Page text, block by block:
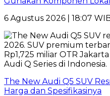
6 Agustus 2026 | 18:07
The New Audi Q5 SUV
Harga dan Spesifikasinya